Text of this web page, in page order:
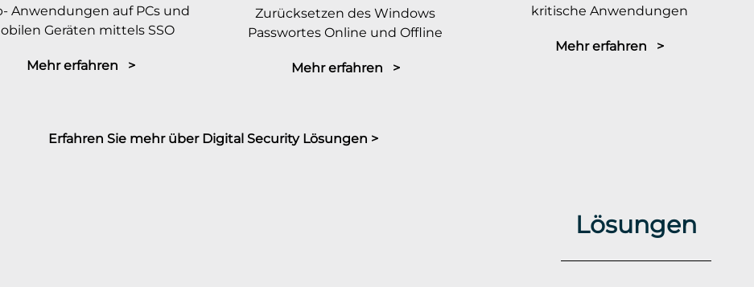
Anwendungen auf PCs und
Geräten mittels SSO
Mehr erfahren >
Zurücksetzen des Windows
Passwortes Online und Offline
Mehr erfahren >
kritische Anwendungen
Mehr erfahren >
Erfahren Sie mehr über Digital Security Lösungen >
Lösungen